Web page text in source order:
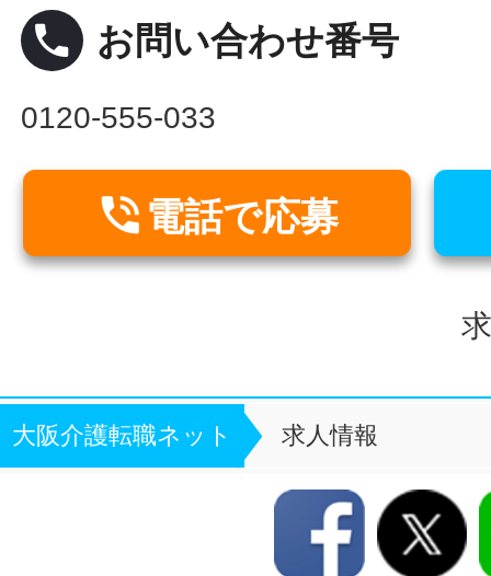
local_phone お問い合わせ番号
0120-555-033
 電話で応募
大阪介護転職ネット 求人情報